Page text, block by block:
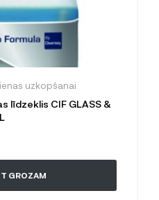
uzkopšanai
līdzeklis CIF GLASS &
GROZAM